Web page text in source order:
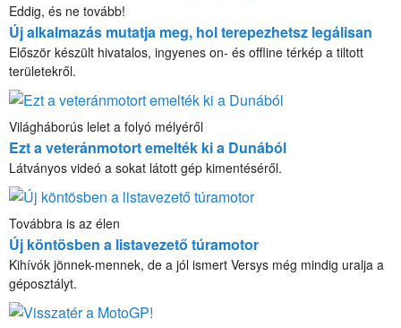
Eddig, és ne tovább!
Új alkalmazás mutatja meg, hol terepezhetsz legálisan
Először készült hivatalos, ingyenes on- és offline térkép a tiltott
területekről.
Világháborús lelet a folyó mélyéről
Ezt a veteránmotort emelték ki a Dunából
Látványos videó a sokat látott gép kimentéséről.
Továbbra is az élen
Új köntösben a listavezető túramotor
Kihívók jönnek-mennek, de a jól ismert Versys még mindig uralja a
géposztályt.